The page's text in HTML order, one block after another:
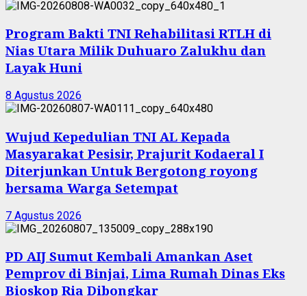
Program Bakti TNI Rehabilitasi RTLH di
Nias Utara Milik Duhuaro Zalukhu dan
Layak Huni
8 Agustus 2026
Wujud Kepedulian TNI AL Kepada
Masyarakat Pesisir, Prajurit Kodaeral I
Diterjunkan Untuk Bergotong royong
bersama Warga Setempat
7 Agustus 2026
PD AIJ Sumut Kembali Amankan Aset
Pemprov di Binjai, Lima Rumah Dinas Eks
Bioskop Ria Dibongkar